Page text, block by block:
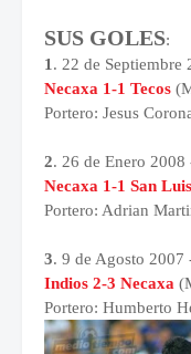
SUS GOLES:
1. 22 de Septiembre
Necaxa 1-1 Tecos
Portero: Jesus
2. 26 de Enero
Necaxa 1-1 San Luis
Portero: Adrian
3. 9 de Agosto 2007
Indios 2-3 Necaxa
Portero: Humberto